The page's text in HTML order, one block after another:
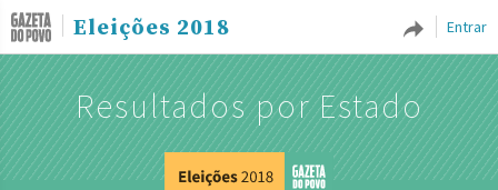
Entrar
Eleições 2018
Resultados por Estado